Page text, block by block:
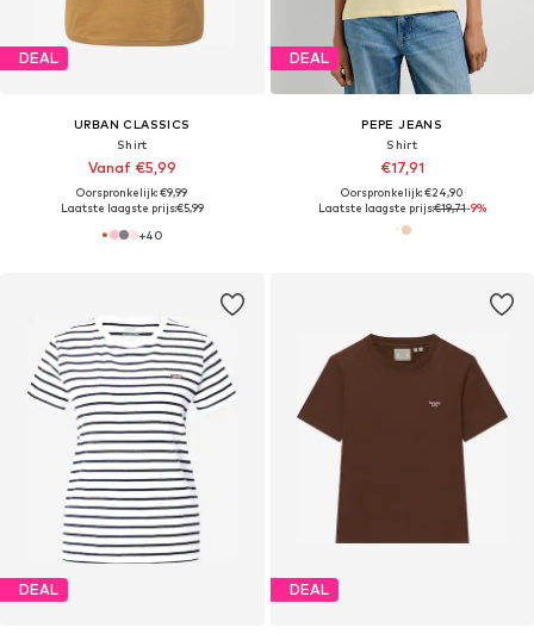
DEAL
URBAN CLASSICS
Shirt
Vanaf €5,99
Oorspronkelijk: €9,99
Laatste laagste prijs:€5,99
+40
DEAL
PEPE JEANS
Shirt
€17,91
Oorspronkelijk: €24,90
Laatste laagste prijs:€19,71-9%
DEAL DEAL